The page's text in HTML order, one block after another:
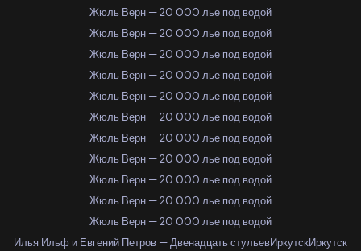
Жюль Верн — 20 000 лье под водой
Жюль Верн — 20 000 лье под водой
Жюль Верн — 20 000 лье под водой
Жюль Верн — 20 000 лье под водой
Жюль Верн — 20 000 лье под водой
Жюль Верн — 20 000 лье под водой
Жюль Верн — 20 000 лье под водой
Жюль Верн — 20 000 лье под водой
Жюль Верн — 20 000 лье под водой
Жюль Верн — 20 000 лье под водой
Жюль Верн — 20 000 лье под водой
Илья Ильф и Евгений Петров — Двенадцать стульевИркутскИркутск